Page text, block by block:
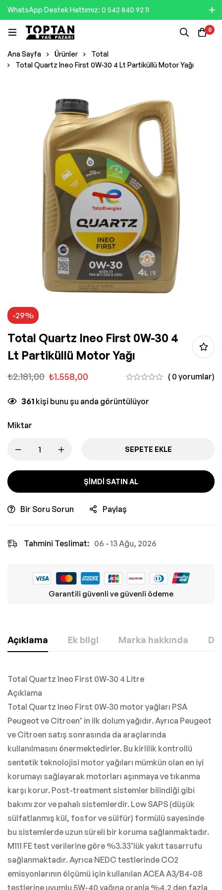
WhatsApp Destek Hattımız: 0 542 840 92 11
0
Ana Sayfa Ürünler
Total
Total Quartz Ineo First 0W-30 4 Lt Partiküllü Motor Yağı
-29%
Total Quartz Ineo First 0W-30 4
Lt Partiküllü Motor Yağı
₺2.181,00 ₺1.558,00 ( 0 yorumlar)
361 kişi bunu şu anda görüntülüyor
Miktar
SEPETE EKLE
ŞIMDI SATIN AL
Bir Soru Sorun Paylaş
Tahmini Teslimat: 06 - 13 Ağu, 2026
Garantili güvenli ve güvenli ödeme
Açıklama Ek bilgi Marka hakkında
Total Quartz Ineo First 0W-30 4 Litre
Açıklama
Total Quartz Ineo First 0W-30 motor yağları PSA
Peugeot ve Citroen’ in ilk dolum yağıdır. Ayrıca Peugeot
ve Citroen satış sonrasında da araçlarında
kullanılmasını önermektedirler. Bu kirlilik kontrollü
sentetik teknolojisi motor yağıları mümkün olan en iyi
korumayı sağlayarak motorları aşınmaya ve tıkanma
karşı korur. Post-treatment sistemler bilindiği gibi
bakımı zor ve pahalı sistemlerdir. Low SAPS (düşük
sülfatlanmış kül, fosfor ve sülfür) formülü sayesinde
bu sistemlerde uzun süreli bir koruma sağlanmaktadır.
M111 FE test verilerine göre %3.33’lük yakıt tasarrufu
sağlanmaktadır. Ayrıca NEDC testlerinde CO2
emisyonlarının ölçümü için kullanılan ACEA A3/B4-08
testlerine uyumlu 5W-40 yağına oranla %4,2 den fazla